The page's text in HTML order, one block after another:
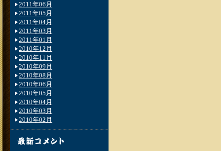
2011年06月
2011年05月
2011年04月
2011年03月
2011年01月
2010年12月
2010年11月
2010年09月
2010年08月
2010年06月
2010年05月
2010年04月
2010年03月
2010年02月